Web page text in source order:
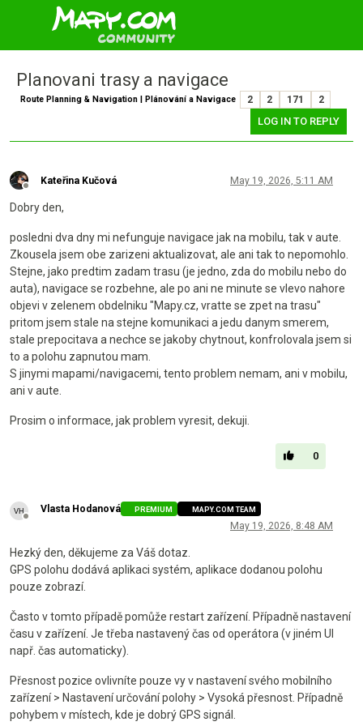
Planovani trasy a navigace
Route Planning & Navigation | Plánování a Navigace 2 2 171 2
LOG IN TO REPLY
Kateřina Kučová May 19, 2026, 5:11 AM
Dobry den,
posledni dva dny mi nefunguje navigace jak na mobilu, tak v aute.
Zkousela jsem obe zarizeni aktualizovat, ale ani tak to nepomohlo.
Stejne, jako predtim zadam trasu (je jedno, zda do mobilu nebo do
auta), navigace se rozbehne, ale po ani ne minute se vlevo nahore
objevi v zelenem obdelniku "Mapy.cz, vratte se zpet na trasu"
pritom jsem stale na stejne komunikaci a jedu danym smerem,
stale prepocitava a nechce se jakoby chytnout, konfrolovala jsem si
to a polohu zapnutou mam.
S jinymi mapami/navigacemi, tento problem nemam, ani v mobilu,
ani v aute.
Prosim o informace, jak problem vyresit, dekuji.
0
Vlasta Hodanová PREMIUM MAPY.COM TEAM
May 19, 2026, 8:48 AM
Hezký den, děkujeme za Váš dotaz.
GPS polohu dodává aplikaci systém, aplikace dodanou polohu
pouze zobrazí.
Často v tomto případě pomůže restart zařízení. Případně nastavení
času v zařízení. Je třeba nastavený čas od operátora (v jiném UI
např. čas automaticky).
Přesnost pozice ovlivníte pouze vy v nastavení svého mobilního
zařízení > Nastavení určování polohy > Vysoká přesnost. Případně
pohybem v místech, kde je dobrý GPS signál.